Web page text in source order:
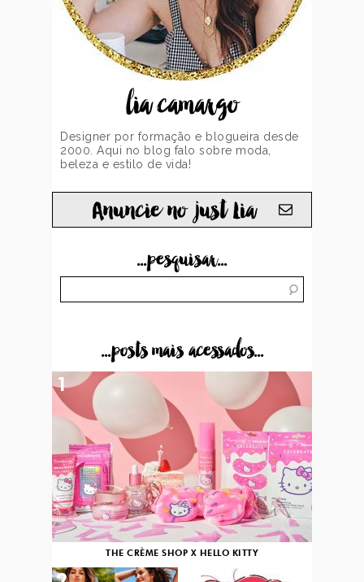
lia camargo
Designer por formação e blogueira desde
2000. Aqui no blog falo sobre moda,
beleza e estilo de vida!
Anuncie no just Lia
...pesquisar...
...posts mais acessados...
THE CRÈME SHOP X HELLO KITTY
1